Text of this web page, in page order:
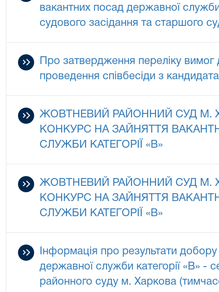
вакантних посад державної служби
судового засідання та старшого
Про затвердження переліку
проведення співбесіди з
ЖОВТНЕВИЙ РАЙОННИЙ СУД М.
КОНКУРС НА ЗАЙНЯТТЯ
СЛУЖБИ КАТЕГОРІЇ «В»
ЖОВТНЕВИЙ РАЙОННИЙ СУД М.
КОНКУРС НА ЗАЙНЯТТЯ
СЛУЖБИ КАТЕГОРІЇ «В»
Інформація про результати
державної служби категорії «В» -
районного суду м. Харкова